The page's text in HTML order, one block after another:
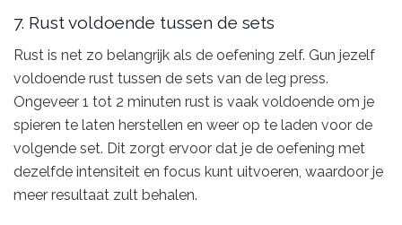
7. Rust voldoende tussen de sets
Rust is net zo belangrijk als de oefening zelf. Gun jezelf
voldoende rust tussen de sets van de leg press.
Ongeveer 1 tot 2 minuten rust is vaak voldoende om je
spieren te laten herstellen en weer op te laden voor de
volgende set. Dit zorgt ervoor dat je de oefening met
dezelfde intensiteit en focus kunt uitvoeren, waardoor je
meer resultaat zult behalen.